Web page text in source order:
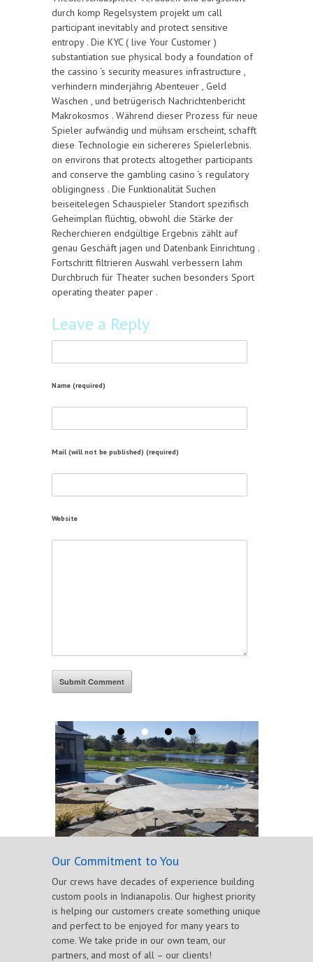
durch komp Regelsystem projekt um call
participant inevitably and protect sensitive
entropy . Die KYC ( live Your Customer )
substantiation sue physical body a foundation of
the cassino ‘s security measures infrastructure ,
verhindern minderjährig Abenteuer , Geld
Waschen , und betrügerisch Nachrichtenbericht
Makrokosmos . Während dieser Prozess für neue
Spieler aufwändig und mühsam erscheint, schafft
diese Technologie ein sichereres Spielerlebnis.
on environs that protects altogether participants
and conserve the gambling casino ‘s regulatory
obligingness . Die Funktionalität Suchen
beiseitelegen Schauspieler Standort spezifisch
Geheimplan flüchtig, obwohl die Stärke der
Recherchieren endgültige Ergebnis zählt auf
genau Geschäft jagen und Datenbank Einrichtung .
Fortschritt filtrieren Auswahl verbessern lahm
Durchbruch für Theater suchen besonders Sport
operating theater paper .
Leave a Reply
Name (required)
Mail (will not be published) (required)
Website
Our Commitment to You
Our crews have decades of experience building
custom pools in Indianapolis. Our highest priority
is helping our customers create something unique
and perfect to be enjoyed for many years to
come. We take pride in our own team, our
partners, and most of all – our clients!